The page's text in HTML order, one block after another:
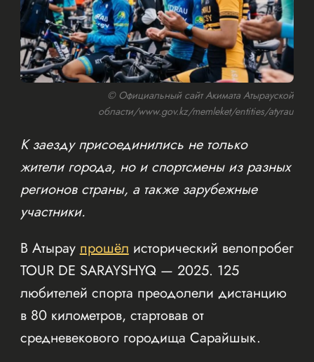
© Официальный сайт Акимата Атырауской
области/www.gov.kz/memleket/entities/atyrau
К заезду присоединились не только
жители города, но и спортсмены из разных
регионов страны, а также зарубежные
участники.
В Атырау прошёл исторический велопробег
TOUR DE SARAYSHYQ — 2025. 125
любителей спорта преодолели дистанцию
в 80 километров, стартовав от
средневекового городища Сарайшык.